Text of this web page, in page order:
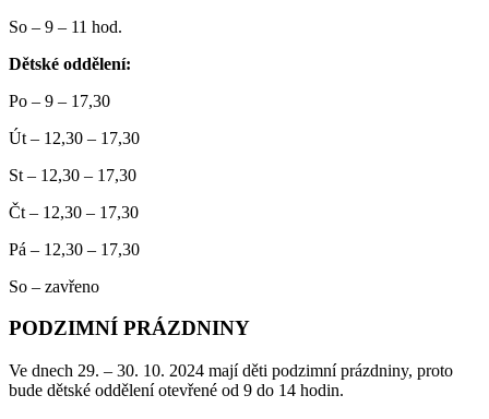
So – 9 – 11 hod.
Dětské oddělení:
Po – 9 – 17,30
Út – 12,30 – 17,30
St – 12,30 – 17,30
Čt – 12,30 – 17,30
Pá – 12,30 – 17,30
So – zavřeno
PODZIMNÍ PRÁZDNINY
Ve dnech 29. – 30. 10. 2024 mají děti podzimní prázdniny, proto
bude dětské oddělení otevřené od 9 do 14 hodin.